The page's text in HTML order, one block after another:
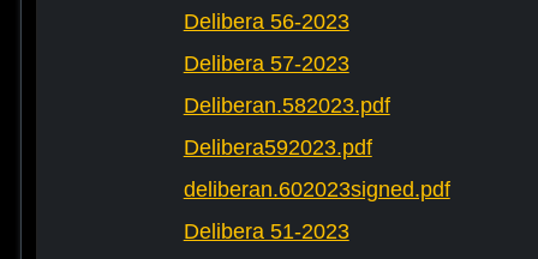
Delibera 56-2023
Delibera 57-2023
Deliberan.582023.pdf
Delibera592023.pdf
deliberan.602023signed.pdf
Delibera 51-2023